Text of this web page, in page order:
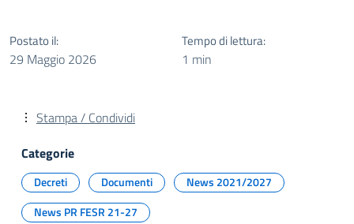
Postato il:
29 Maggio 2026
Tempo di lettura:
1 min
Stampa / Condividi
Categorie
Decreti Documenti
News 2021/2027
News PR FESR 21-27